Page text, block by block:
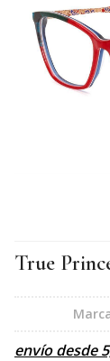
True
envío desde